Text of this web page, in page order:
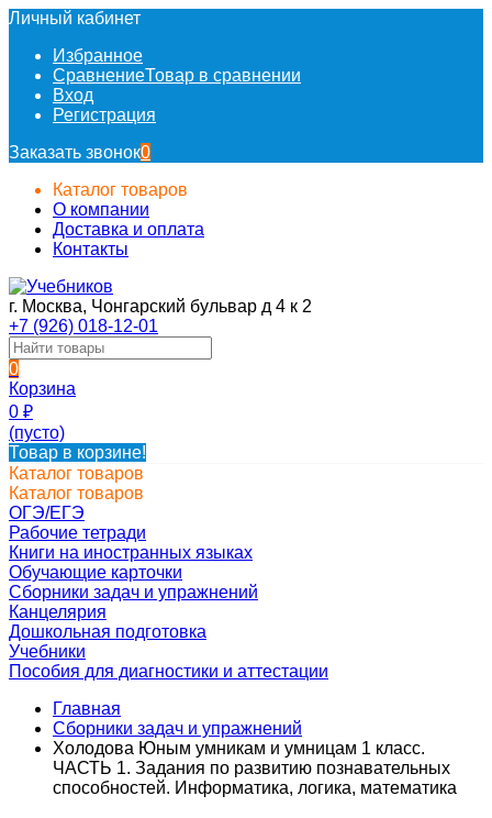
Личный кабинет
Избранное
СравнениеТовар в сравнении
Вход
Регистрация
Заказать звонок0
Каталог товаров
О компании
Доставка и оплата
Контакты
г. Москва, Чонгарский бульвар д 4 к 2
+7 (926) 018-12-01
0
Корзина
0 ₽
(пусто)
Товар в корзине!
Каталог товаров
Каталог товаров
ОГЭ/ЕГЭ
Рабочие тетради
Книги на иностранных языках
Обучающие карточки
Сборники задач и упражнений
Канцелярия
Дошкольная подготовка
Учебники
Пособия для диагностики и аттестации
Главная
Сборники задач и упражнений
Холодова Юным умникам и умницам 1 класс.
ЧАСТЬ 1. Задания по развитию познавательных
способностей. Информатика, логика, математика